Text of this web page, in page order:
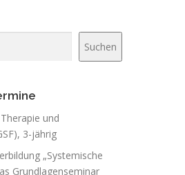
Suchen
und
3-jährig
„Systemische
Grundlagenseminar